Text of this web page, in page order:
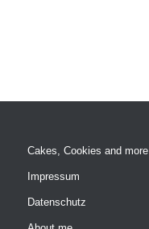
Cakes, Cookies and more
Impressum
Datenschutz